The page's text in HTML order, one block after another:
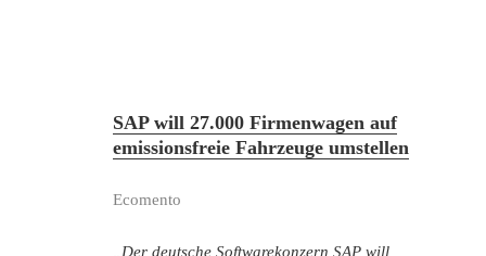
SAP will 27.000 Firmenwagen auf
emissionsfreie Fahrzeuge umstellen
Ecomento
„Der deutsche Softwarekonzern SAP will